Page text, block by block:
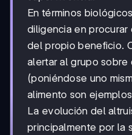
En términos
diligencia en procurar
del propio beneficio.
alertar al grupo
(poniéndose uno
alimento son
La evolución del
principalmente por la